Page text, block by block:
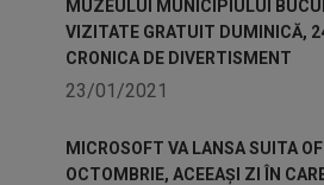
MUZEULUI MUNICIPIULUI
VIZITATE GRATUIT DUMINICĂ,
CRONICA DE DIVERTISMENT
23/01/2021
MICROSOFT VA LANSA SUITA
OCTOMBRIE, ACEEAȘI ZI ÎN